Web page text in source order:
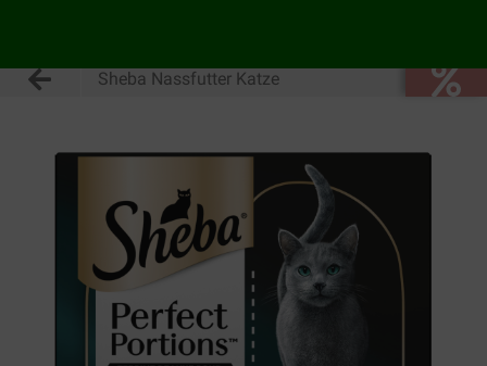
Sheba Nassfutter Katze